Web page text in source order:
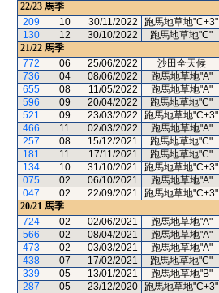
22/23 馬季
209
10 30/11/2022 跑馬地草地"C+3"
130
12 30/10/2022 跑馬地草地"C"
21/22 馬季
772
06 25/06/2022 沙田全天候
736
04 08/06/2022 跑馬地草地"A"
655
08 11/05/2022 跑馬地草地"A"
596
09 20/04/2022 跑馬地草地"C"
521
09 23/03/2022 跑馬地草地"C+3"
466
11 02/03/2022 跑馬地草地"A"
257
08 15/12/2021 跑馬地草地"C"
181
11 17/11/2021 跑馬地草地"C"
134
10 31/10/2021 跑馬地草地"C+3"
075
02 06/10/2021 跑馬地草地"A"
047
02 22/09/2021 跑馬地草地"C+3"
20/21 馬季
724
02 02/06/2021 跑馬地草地"A"
566
02 08/04/2021 跑馬地草地"A"
473
02 03/03/2021 跑馬地草地"A"
438
07 17/02/2021 跑馬地草地"C"
339
05 13/01/2021 跑馬地草地"B"
287
05 23/12/2020 跑馬地草地"C+3"